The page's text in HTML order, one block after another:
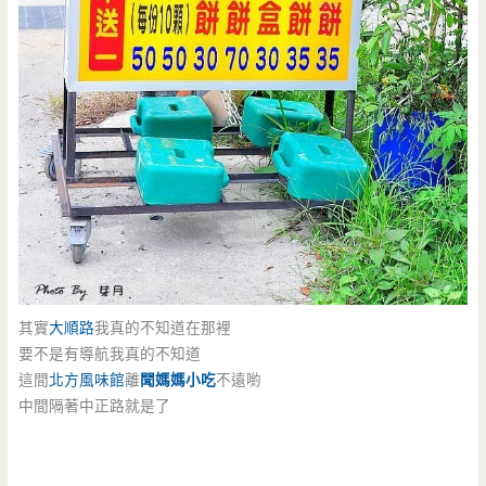
其實大順路我真的不知道在那裡
要不是有導航我真的不知道
這間北方風味館離聞媽媽小吃不遠喲
中間隔著中正路就是了